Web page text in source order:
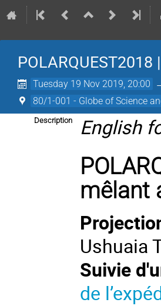
Tuesday 19 Nov 2019, 20:00
80/1-001 - Globe of Science
Description English
mêlant
Ushuaia
Suivie
de